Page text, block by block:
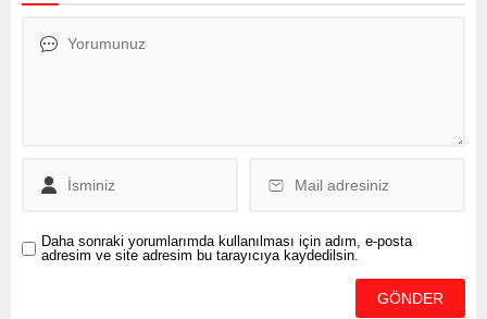
milyona yakın sağlık
töreninde yaptığı
sağlık” diyerek...
Daha sonraki yorumlarımda kullanılması için adım, e-posta
adresim ve site adresim bu tarayıcıya kaydedilsin.